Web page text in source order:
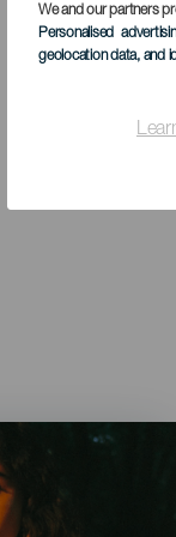
We and our partners
Personalised
geolocation data, and